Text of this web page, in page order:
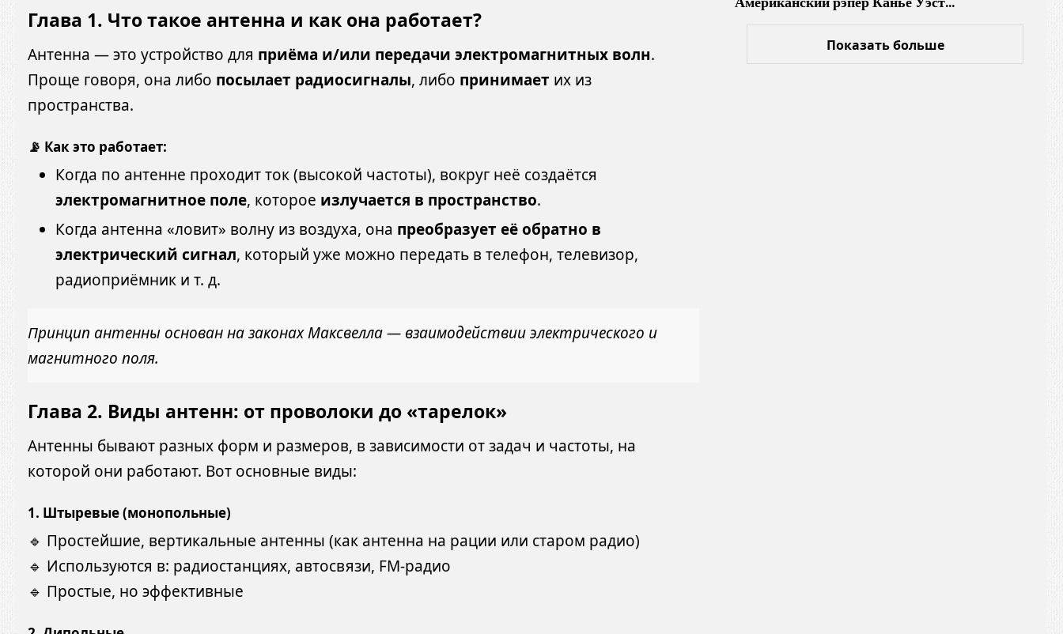
Глава 1. Что такое антенна и как она работает?
Антенна — это устройство для приёма и/или передачи электромагнитных волн.
Проще говоря, она либо посылает радиосигналы, либо принимает их из
пространства.
📡 Как это работает:
Когда по антенне проходит ток (высокой частоты), вокруг неё создаётся
электромагнитное поле, которое излучается в пространство.
Когда антенна «ловит» волну из воздуха, она преобразует её обратно в
электрический сигнал, который уже можно передать в телефон, телевизор,
радиоприёмник и т. д.
Принцип антенны основан на законах Максвелла — взаимодействии электрического и
магнитного поля.
Глава 2. Виды антенн: от проволоки до «тарелок»
Антенны бывают разных форм и размеров, в зависимости от задач и частоты, на
которой они работают. Вот основные виды:
1. Штыревые (монопольные)
🔹 Простейшие, вертикальные антенны (как антенна на рации или старом радио)
🔹 Используются в: радиостанциях, автосвязи, FM-радио
🔹 Простые, но эффективные
Показать больше